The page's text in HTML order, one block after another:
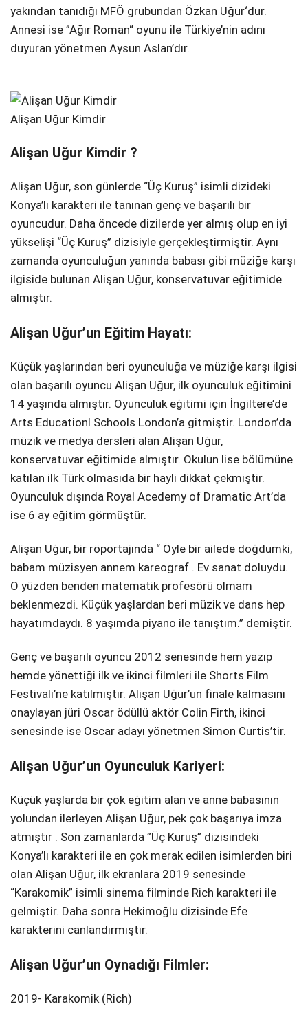
yakından tanıdığı MFÖ grubundan Özkan Uğur‘dur.
Annesi ise ”Ağır Roman“ oyunu ile Türkiye’nin adını
duyuran yönetmen Aysun Aslan’dır.
Alişan Uğur Kimdir
Alişan Uğur Kimdir ?
Alişan Uğur, son günlerde “Üç Kuruş” isimli dizideki
Konya’lı karakteri ile tanınan genç ve başarılı bir
oyuncudur. Daha öncede dizilerde yer almış olup en iyi
yükselişi “Üç Kuruş” dizisiyle gerçekleştirmiştir. Aynı
zamanda oyunculuğun yanında babası gibi müziğe karşı
ilgiside bulunan Alişan Uğur, konservatuvar eğitimide
almıştır.
Alişan Uğur’un Eğitim Hayatı:
Küçük yaşlarından beri oyunculuğa ve müziğe karşı ilgisi
olan başarılı oyuncu Alişan Uğur, ilk oyunculuk eğitimini
14 yaşında almıştır. Oyunculuk eğitimi için İngiltere’de
Arts Educationl Schools London’a gitmiştir. London’da
müzik ve medya dersleri alan Alişan Uğur,
konservatuvar eğitimide almıştır. Okulun lise bölümüne
katılan ilk Türk olmasıda bir hayli dikkat çekmiştir.
Oyunculuk dışında Royal Acedemy of Dramatic Art’da
ise 6 ay eğitim görmüştür.
Alişan Uğur, bir röportajında “ Öyle bir ailede doğdumki,
babam müzisyen annem kareograf . Ev sanat doluydu.
O yüzden benden matematik profesörü olmam
beklenmezdi. Küçük yaşlardan beri müzik ve dans hep
hayatımdaydı. 8 yaşımda piyano ile tanıştım.” demiştir.
Genç ve başarılı oyuncu 2012 senesinde hem yazıp
hemde yönettiği ilk ve ikinci filmleri ile Shorts Film
Festivali’ne katılmıştır. Alişan Uğur’un finale kalmasını
onaylayan jüri Oscar ödüllü aktör Colin Firth, ikinci
senesinde ise Oscar adayı yönetmen Simon Curtis’tir.
Alişan Uğur’un Oyunculuk Kariyeri:
Küçük yaşlarda bir çok eğitim alan ve anne babasının
yolundan ilerleyen Alişan Uğur, pek çok başarıya imza
atmıştır . Son zamanlarda ”Üç Kuruş” dizisindeki
Konya’lı karakteri ile en çok merak edilen isimlerden biri
olan Alişan Uğur, ilk ekranlara 2019 senesinde
“Karakomik” isimli sinema filminde Rich karakteri ile
gelmiştir. Daha sonra Hekimoğlu dizisinde Efe
karakterini canlandırmıştır.
Alişan Uğur’un Oynadığı Filmler:
2019- Karakomik (Rich)